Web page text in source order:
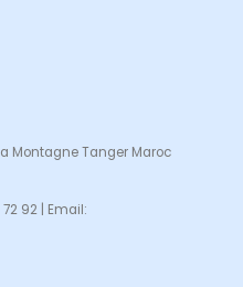
la Montagne Tanger Maroc
92 | Email: